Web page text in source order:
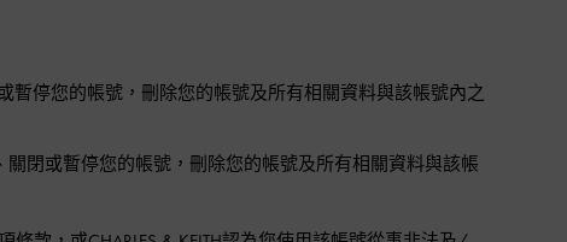
停您的帳號，刪除您的帳號及所有相關資料與該帳號內之
閉或暫停您的帳號，刪除您的帳號及所有相關資料與該帳